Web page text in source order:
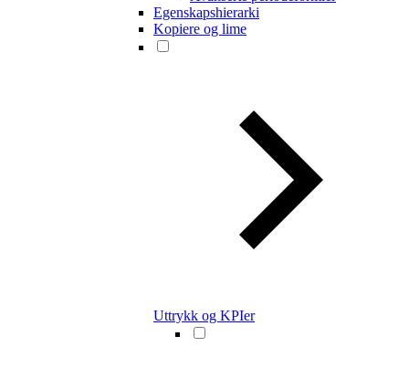
Egenskapshierarki
Kopiere og lime
Uttrykk og KPIer